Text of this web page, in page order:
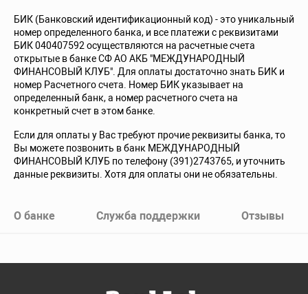
БИК (Банковский идентификационный код) - это уникальный
номер определенного банка, и все платежи с реквизитами
БИК 040407592 осуществляются на расчетные счета
открытые в банке СФ АО АКБ "МЕЖДУНАРОДНЫЙ
ФИНАНСОВЫЙ КЛУБ". Для оплаты достаточно знать БИК и
номер Расчетного счета. Номер БИК указывает на
определенный банк, а номер расчетного счета на
конкретный счет в этом банке.
Если для оплаты у Вас требуют прочие реквизиты банка, то
Вы можете позвонить в банк МЕЖДУНАРОДНЫЙ
ФИНАНСОВЫЙ КЛУБ по телефону (391)2743765, и уточнить
данные реквизиты. Хотя для оплаты они не обязательны.
О банке Служба поддержки Отзывы